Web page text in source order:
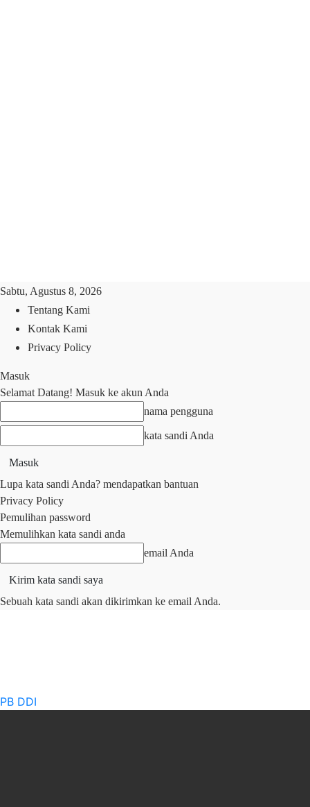
Sabtu, Agustus 8, 2026
Tentang Kami
Kontak Kami
Privacy Policy
Masuk
Selamat Datang! Masuk ke akun Anda
nama pengguna
kata sandi Anda
Lupa kata sandi Anda? mendapatkan bantuan
Privacy Policy
Pemulihan password
Memulihkan kata sandi anda
email Anda
Sebuah kata sandi akan dikirimkan ke email Anda.
PB DDI